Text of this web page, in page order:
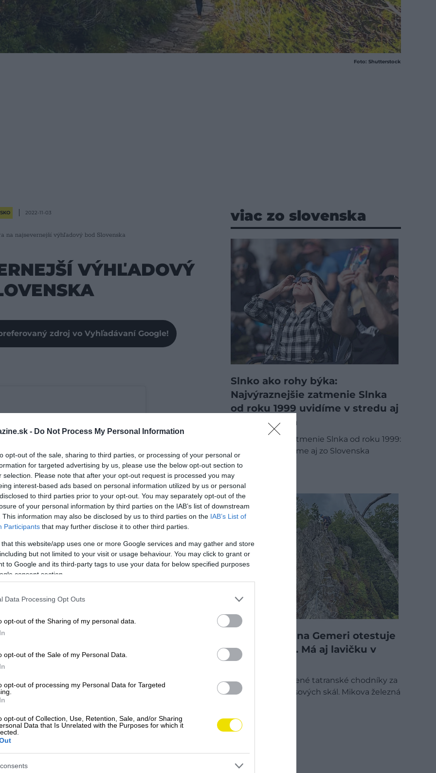
- Do Not Process My Personal Information
opt-out of the sale, sharing to third parties, or processing of your personal or
for targeted advertising by us, please use the below opt-out section to
selection. Please note that after your opt-out request is processed you may
interest-based ads based on personal information utilized by us or personal
to third parties prior to your opt-out. You may separately opt-out of the
of your personal information by third parties on the IAB’s list of downstream
This information may also be disclosed by us to third parties on the IAB’s List of
Participants that may further disclose it to other third parties.
that this website/app uses one or more Google services and may gather and store
but not limited to your visit or usage behaviour. You may click to grant or
to Google and its third-party tags to use your data for below specified purposes
consent section.
Data Processing Opt Outs
opt-out of the Sharing of my personal data.
opt-out of the Sale of my Personal Data.
opt-out of processing my Personal Data for Targeted
opt-out of Collection, Use, Retention, Sale, and/or Sharing
Data that Is Unrelated with the Purposes for which it
Foto: Shutterstock
2022-11-03
na najsevernejší výhľadový bod Slovenska
VÝHĽADOVÝ
zdroj vo Vyhľadávaní Google!
na Instagrame
ju máme za jeden vrchol, v Poľsku je tento kopec
Gówniak, Kępa a Sokolica. To je dané tým, že na
ktorý obklopuje niekoľko okolitých hôr. Hora sa
Z jej severnej strany pramení známa veľká poľská
celým regiónom a pri Kraľovanoch sa vlieva do
oblúka začínajúceho sa v Rumunsku a
viac zo slovenska
Slnko ako rohy býka:
Najvýraznejšie zatmenie Slnka
od roku 1999 uvidíme v stredu aj
zo Slovenska
Najvýraznejšie zatmenie Slnka od roku 1999:
v stredu ho uvidíme aj zo Slovenska
SLOVENSKO
Nová ferrata na Gemeri otestuje
vašu odvahu. Má aj lavičku v
oblakoch
Vymeňte preplnené tatranské chodníky za
surovú krásu krasových skál. Mikova železná
SLOVENSKO